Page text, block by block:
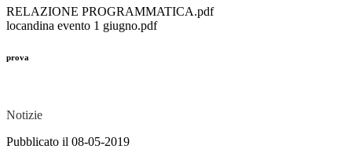
RELAZIONE PROGRAMMATICA.pdf
locandina evento 1 giugno.pdf
prova
Notizie
Pubblicato il 08-05-2019